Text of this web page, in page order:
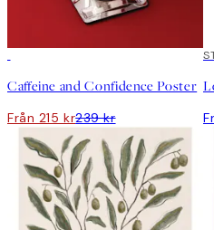
Caffeine and Confidence Poster
Från 215 kr239 kr